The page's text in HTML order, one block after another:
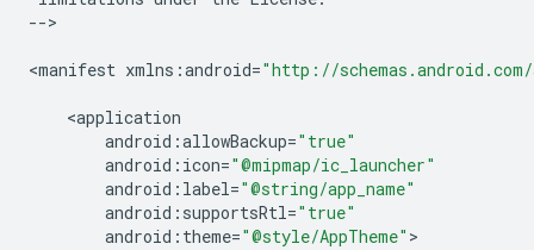
-->
<manifest xmlns :android="http://
<application
android :allowBackup="true"
android : icon="@mipmap/ic_launcher"
android : label="@string/app_name"
android : supportsRtl="true"
android : theme="@style/AppTheme" >